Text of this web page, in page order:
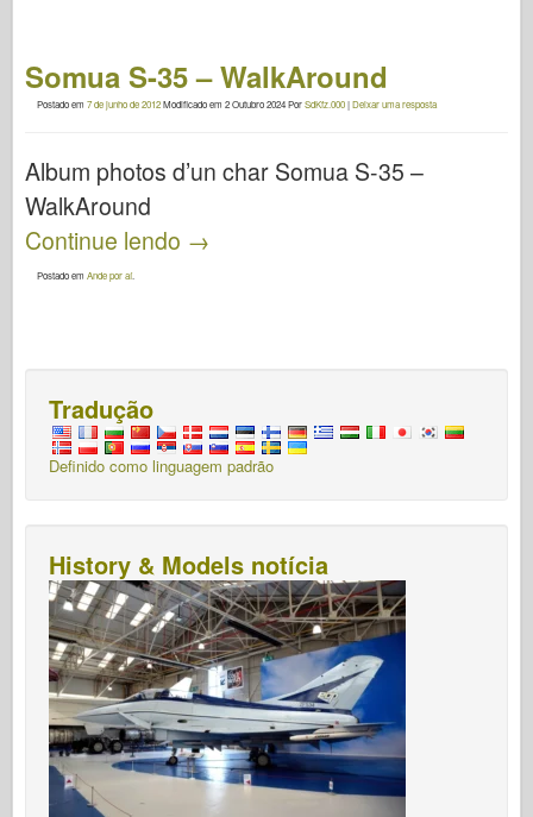
Somua S-35 – WalkAround
Postado em 7 de junho de 2012Modificado em 2 Outubro 2024PorSdKfz.000|Deixar uma resposta
Album photos d’un char Somua S-35 –
WalkAround
Continue lendo →
Postado em Ande por aí
Tradução
Definido como linguagem padrão
History & Models notícia